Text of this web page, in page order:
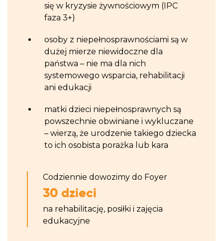
się w kryzysie żywnościowym (IPC
faza 3+)
osoby z niepełnosprawnościami są w
dużej mierze niewidoczne dla
państwa – nie ma dla nich
systemowego wsparcia, rehabilitacji
ani edukacji
matki dzieci niepełnosprawnych są
powszechnie obwiniane i wykluczane
– wierzą, że urodzenie takiego dziecka
to ich osobista porażka lub kara
Codziennie dowozimy do Foyer
30 dzieci
na rehabilitację, posiłki i zajęcia
edukacyjne